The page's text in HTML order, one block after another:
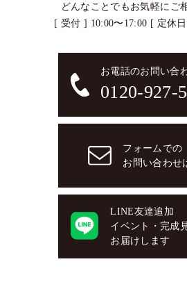
どんなことでもお気軽にご
[ 受付 ] 10:00〜17:00 [ 定休
お電話のお問い合
0120-927-
フォームでの
お問い合わせ
LINE友達追加
イベント・完成
お届けします